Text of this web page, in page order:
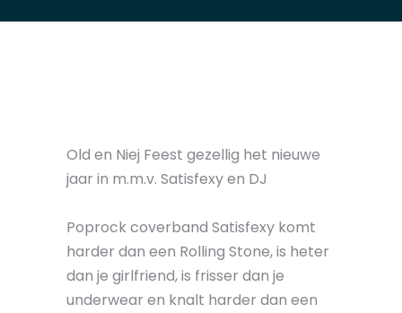
Old en Niej Feest gezellig het nieuwe
jaar in m.m.v. Satisfexy en DJ
Poprock coverband Satisfexy komt
harder dan een Rolling Stone, is heter
dan je girlfriend, is frisser dan je
underwear en knalt harder dan een